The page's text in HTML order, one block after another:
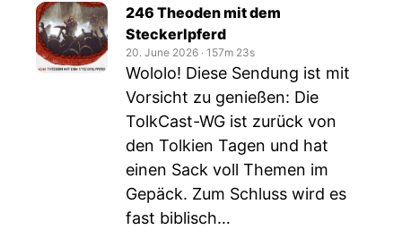
246 Theoden mit dem
Steckerlpferd
20. June 2026 ‧ 157m 23s
Wololo! Diese Sendung ist mit
Vorsicht zu genießen: Die
TolkCast-WG ist zurück von
den Tolkien Tagen und hat
einen Sack voll Themen im
Gepäck. Zum Schluss wird es
fast biblisch…